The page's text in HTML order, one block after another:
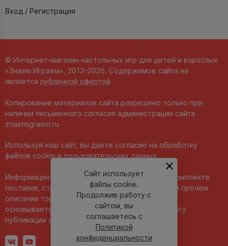
Вход / Регистрация
© Интернет-магазин настольных игр для детей и взрослых
«Знаем Играем», 2013–2026. Содержимое сайта не
является публичной офертой
Копирование материалов сайта разрешено только при
наличии письменного согласия администрации сайта
znaemigraem.ru
Используя наш сайт, вы даете согласие на обработку
файлов cookie и пользовательских данных.
Информация о технических характеристиках, комплекте
поставки, стране изготовления, внешнем виде и прочем
описании товара носит справочный характер и
основывается на последних доступных к моменту
публикации сведениях.
Сайт использует
файлы cookie.
Продолжив работу с
сайтом, вы
соглашаетесь с
Политикой
конфиденциальности